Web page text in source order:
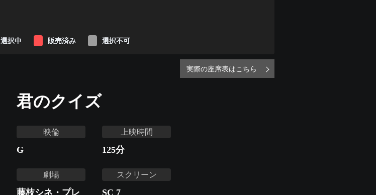
選択中 販売済み 選択不可
実際の座席表はこちら
君のクイズ
映倫
G
上映時間
125分
劇場
藤枝シネ・プレ
スクリーン
SC 7